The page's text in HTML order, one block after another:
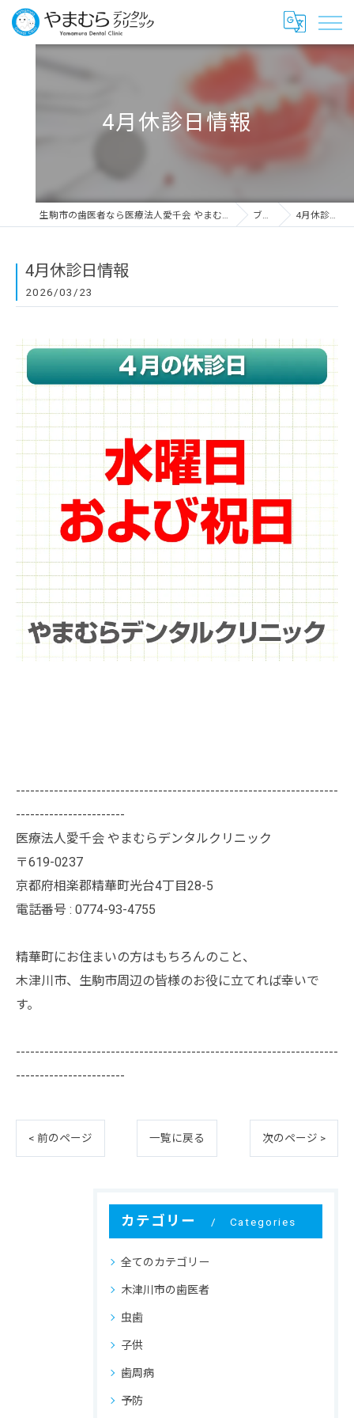
4月休診日情報
生駒市の歯医者なら医療法人愛千会 やまむらデンタルクリニック ブログ 4月休診日情報
4月休診日情報
2026/03/23
--------------------------------------------------------------------
-----------------------
医療法人愛千会 やまむらデンタルクリニック
〒619-0237
京都府相楽郡精華町光台4丁目28-5
電話番号 : 0774-93-4755
精華町にお住まいの方はもちろんのこと、
木津川市、生駒市周辺の皆様のお役に立てれば幸いで
す。
--------------------------------------------------------------------
-----------------------
< 前のページ 一覧に戻る 次のページ >
カテゴリー Categories
全てのカテゴリー
木津川市の歯医者
虫歯
子供
歯周病
予防